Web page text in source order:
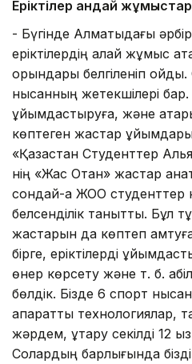
Еріктілер қандай
- Бүгінде Алматыдағы
еріктілердің қалай жұмыс
орындары белгіленіп
нысанның жетекшілері
ұйымдастыруға, және
көптеген жастар
«Қазақстан Студенттер
нің «Жас Отан» жастар
сондай-ақ ЖОО студенттер
белсенділік танытты. Бұл
жастарын да көптеп
бірге, еріктілерді
өнер көрсету және т. б.
бөлдік. Бізде 6 спорт
ақпараттық технологиялар,
жәрдем, құтқару секілді 12
Солардың барлығында